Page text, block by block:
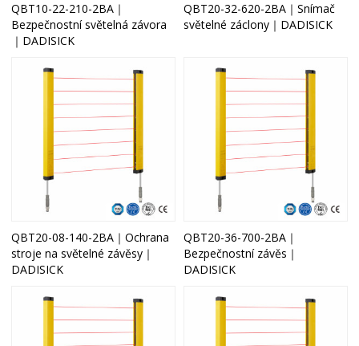
QBT10-22-210-2BA｜
Bezpečnostní světelná závora
｜DADISICK
QBT20-32-620-2BA｜Snímač
světelné záclony｜DADISICK
QBT20-08-140-2BA｜Ochrana
stroje na světelné závěsy｜
DADISICK
QBT20-36-700-2BA｜
Bezpečnostní závěs｜
DADISICK